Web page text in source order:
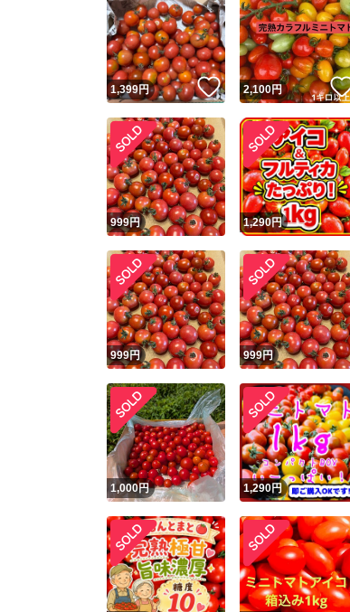
1,399円 いいね！
2,100円
999円 1,290円
999円 999円
1,000円 1,290円